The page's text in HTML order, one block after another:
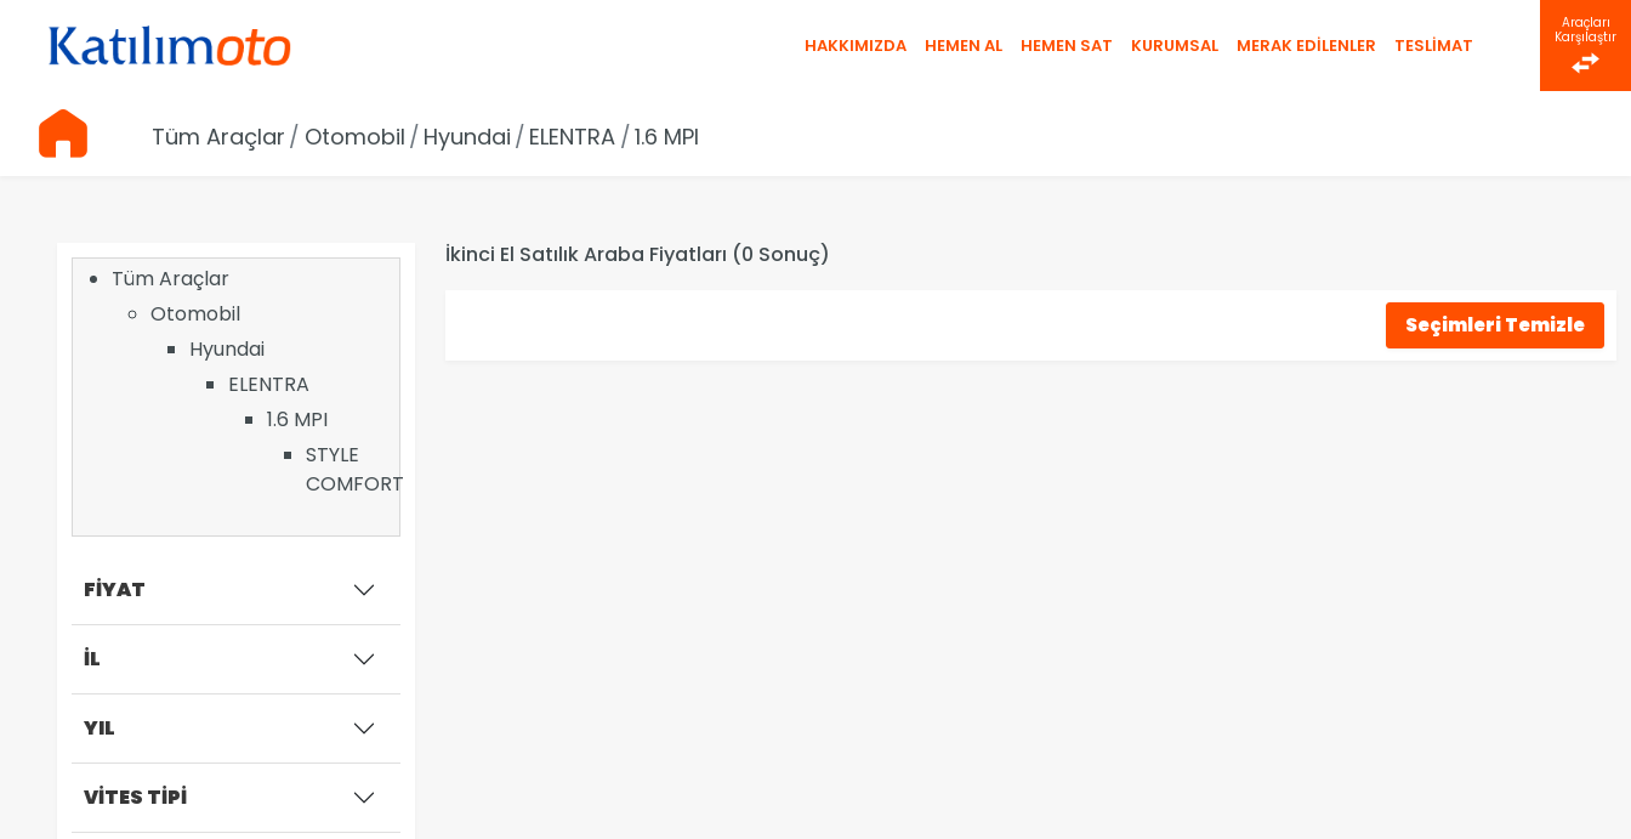
HAKKIMIZDA HEMEN AL HEMEN SAT KURUMSAL MERAK EDİLENLER TESLİMAT
Araçları
Karşılaştır
Tüm Araçlar Otomobil Hyundai ELENTRA 1.6 MPI
Tüm Araçlar
Otomobil
Hyundai
ELENTRA
1.6 MPI
STYLE
COMFORT
FİYAT
İL
YIL
VİTES TİPİ
İkinci El Satılık Araba Fiyatları (0 Sonuç)
Seçimleri Temizle